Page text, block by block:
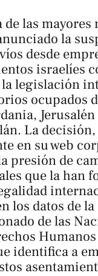
las mayores
la
desde
israelíes
legislación
ocupados
Jerusalén
La
en su web
presión de
que la han
los datos de
de las
identifica a